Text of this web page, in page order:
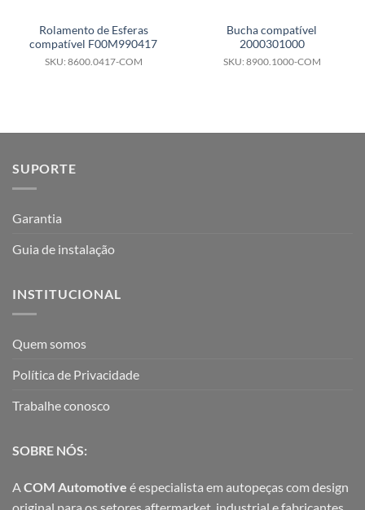
Rolamento de Esferas
compatível F00M990417
SKU: 8600.0417-COM
Bucha compatível
2000301000
SKU: 8900.1000-COM
SUPORTE
Garantia
Guia de instalação
INSTITUCIONAL
Quem somos
Política de Privacidade
Trabalhe conosco
SOBRE NÓS:
ACOM Automotive é especialista em autopeças com design